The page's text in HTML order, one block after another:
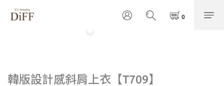
韓版設計感斜肩上衣【T709】